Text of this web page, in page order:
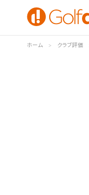
ホーム クラブ評価